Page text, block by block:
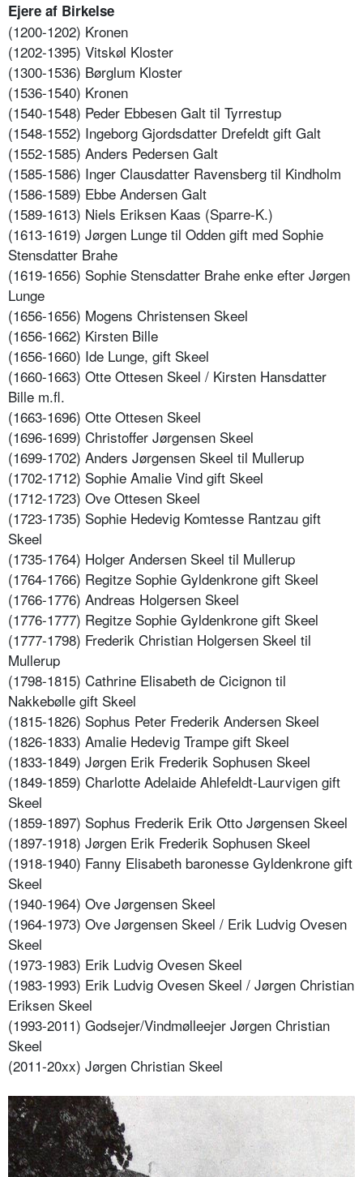
Ejere af Birkelse
(1200-1202) Kronen
(1202-1395) Vitskøl Kloster
(1300-1536) Børglum Kloster
(1536-1540) Kronen
(1540-1548) Peder Ebbesen Galt til Tyrrestup
(1548-1552) Ingeborg Gjordsdatter Drefeldt gift Galt
(1552-1585) Anders Pedersen Galt
(1585-1586) Inger Clausdatter Ravensberg til Kindholm
(1586-1589) Ebbe Andersen Galt
(1589-1613) Niels Eriksen Kaas (Sparre-K.)
(1613-1619) Jørgen Lunge til Odden gift med Sophie
Stensdatter Brahe
(1619-1656) Sophie Stensdatter Brahe enke efter Jørgen
Lunge
(1656-1656) Mogens Christensen Skeel
(1656-1662) Kirsten Bille
(1656-1660) Ide Lunge, gift Skeel
(1660-1663) Otte Ottesen Skeel / Kirsten Hansdatter
Bille m.fl.
(1663-1696) Otte Ottesen Skeel
(1696-1699) Christoffer Jørgensen Skeel
(1699-1702) Anders Jørgensen Skeel til Mullerup
(1702-1712) Sophie Amalie Vind gift Skeel
(1712-1723) Ove Ottesen Skeel
(1723-1735) Sophie Hedevig Komtesse Rantzau gift
Skeel
(1735-1764) Holger Andersen Skeel til Mullerup
(1764-1766) Regitze Sophie Gyldenkrone gift Skeel
(1766-1776) Andreas Holgersen Skeel
(1776-1777) Regitze Sophie Gyldenkrone gift Skeel
(1777-1798) Frederik Christian Holgersen Skeel til
Mullerup
(1798-1815) Cathrine Elisabeth de Cicignon til
Nakkebølle gift Skeel
(1815-1826) Sophus Peter Frederik Andersen Skeel
(1826-1833) Amalie Hedevig Trampe gift Skeel
(1833-1849) Jørgen Erik Frederik Sophusen Skeel
(1849-1859) Charlotte Adelaide Ahlefeldt-Laurvigen gift
Skeel
(1859-1897) Sophus Frederik Erik Otto Jørgensen Skeel
(1897-1918) Jørgen Erik Frederik Sophusen Skeel
(1918-1940) Fanny Elisabeth baronesse Gyldenkrone gift
Skeel
(1940-1964) Ove Jørgensen Skeel
(1964-1973) Ove Jørgensen Skeel / Erik Ludvig Ovesen
Skeel
(1973-1983) Erik Ludvig Ovesen Skeel
(1983-1993) Erik Ludvig Ovesen Skeel / Jørgen Christian
Eriksen Skeel
(1993-2011) Godsejer/Vindmølleejer Jørgen Christian
Skeel
(2011-20xx) Jørgen Christian Skeel